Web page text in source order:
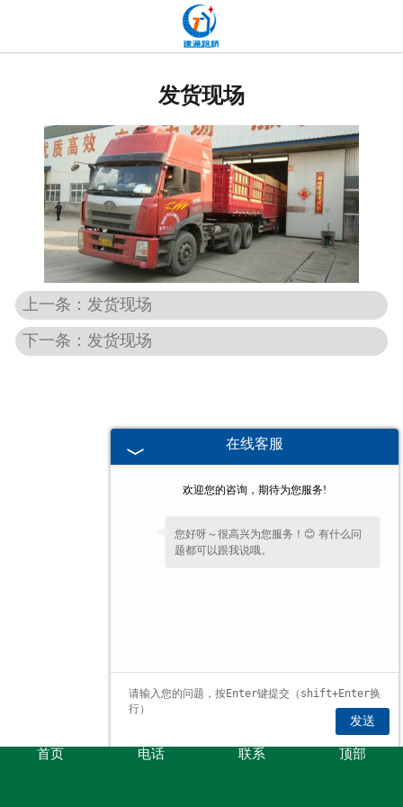
新闻中心
发货现场
工程案例
发货现场
上一条：发货现场
下一条：发货现场
首页 电话 联系 顶部
在线客服
欢迎您的咨询，期待为您服务!
您好呀～很高兴为您服务！😊 有什么问
题都可以跟我说哦。
发送